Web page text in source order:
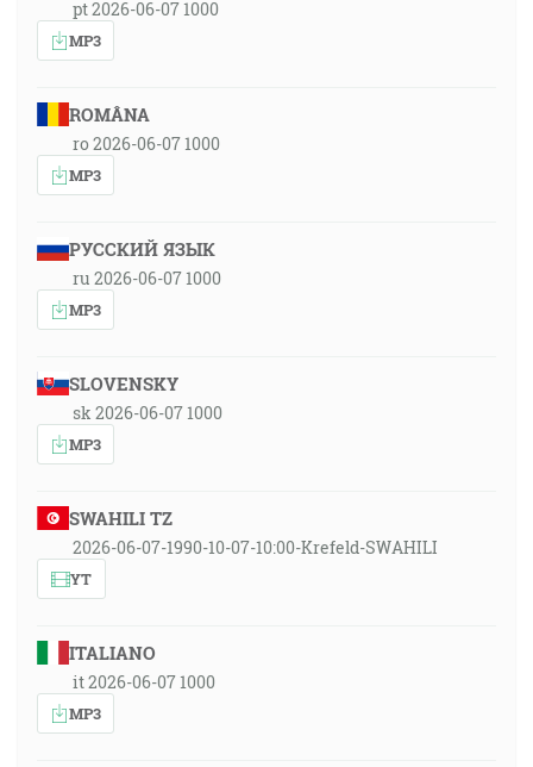
pt 2026-06-07 1000
MP3
ROMÂNA
ro 2026-06-07 1000
MP3
РУССКИЙ ЯЗЫК
ru 2026-06-07 1000
MP3
SLOVENSKY
sk 2026-06-07 1000
MP3
SWAHILI TZ
2026-06-07-1990-10-07-10:00-Krefeld-SWAHILI
YT
ITALIANO
it 2026-06-07 1000
MP3